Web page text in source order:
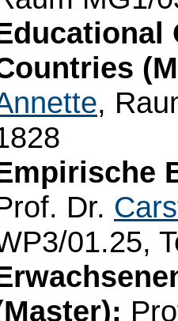
,
Dr.
01.25,